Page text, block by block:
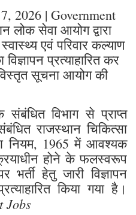
2026 | Government
लोक सेवा आयोग द्वारा
एवं परिवार कल्याण
प्रत्याहारित कर
सूचना आयोग की
विभाग से प्राप्त
राजस्थान चिकित्सा
नियम, 1965 में आवश्यक
होने के फलस्वरूप
भर्ती हेतु जारी विज्ञापन
किया गया है।
Jobs